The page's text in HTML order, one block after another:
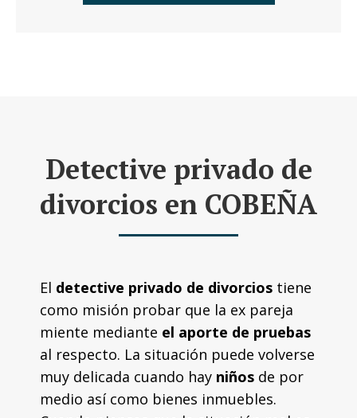
Detective privado de
divorcios en COBEÑA
El detective privado de divorcios tiene
como misión probar que la ex pareja
miente mediante el aporte de pruebas
al respecto. La situación puede volverse
muy delicada cuando hay niños de por
medio así como bienes inmuebles.